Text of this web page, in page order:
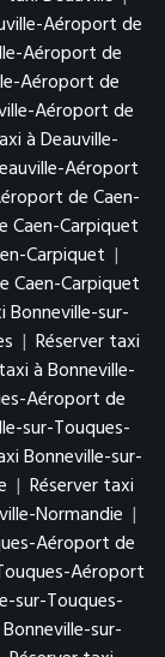
Aéroport de
Aéroport de
Aéroport de
Aéroport de
à Deauville-
Aéroport
de Caen-
Caen-Carpiquet
Carpiquet |
Caen-Carpiquet
Bonneville-sur-
| Réserver taxi
à Bonneville-
Aéroport de
sur-Touques-
Bonneville-sur-
| Réserver taxi
Normandie |
Aéroport de
Aéroport
sur-Touques-
sur-